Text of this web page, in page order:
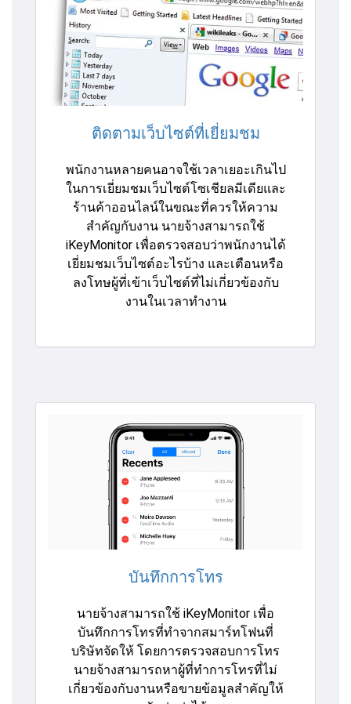
ติดตามเว็บไซต์ที่เยี่ยมชม
พนักงานหลายคนอาจใช้เวลาเยอะเกินไป
ในการเยี่ยมชมเว็บไซต์โซเชียลมีเดียและ
ร้านค้าออนไลน์ในขณะที่ควรให้ความ
สำคัญกับงาน นายจ้างสามารถใช้
iKeyMonitor เพื่อตรวจสอบว่าพนักงานได้
เยี่ยมชมเว็บไซต์อะไรบ้าง และเตือนหรือ
ลงโทษผู้ที่เข้าเว็บไซต์ที่ไม่เกี่ยวข้องกับ
งานในเวลาทำงาน
บันทึกการโทร
นายจ้างสามารถใช้ iKeyMonitor เพื่อ
บันทึกการโทรที่ทำจากสมาร์ทโฟนที่
บริษัทจัดให้ โดยการตรวจสอบการโทร
นายจ้างสามารถหาผู้ที่ทำการโทรที่ไม่
เกี่ยวข้องกับงานหรือขายข้อมูลสำคัญให้